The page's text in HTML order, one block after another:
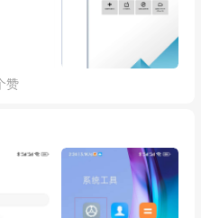
赞